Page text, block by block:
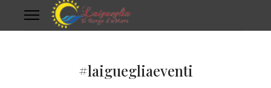
#laiguegliaeventi